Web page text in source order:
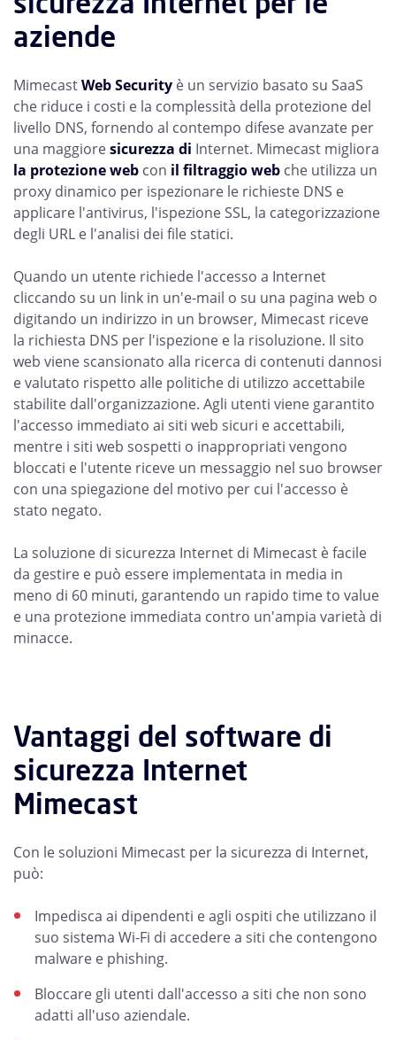
aziende
MimecastWeb Security è un servizio basato su SaaS
che riduce i costi e la complessità della protezione del
livello DNS, fornendo al contempo difese avanzate per
una maggioresicurezza di Internet. Mimecast migliora
la protezione web con il filtraggio web che utilizza un
proxy dinamico per ispezionare le richieste DNS e
applicare l'antivirus, l'ispezione SSL, la categorizzazione
degli URL e l'analisi dei file statici.
Quando un utente richiede l'accesso a Internet
cliccando su un link in un'e-mail o su una pagina web o
digitando un indirizzo in un browser, Mimecast riceve
la richiesta DNS per l'ispezione e la risoluzione. Il sito
web viene scansionato alla ricerca di contenuti dannosi
e valutato rispetto alle politiche di utilizzo accettabile
stabilite dall'organizzazione. Agli utenti viene garantito
l'accesso immediato ai siti web sicuri e accettabili,
mentre i siti web sospetti o inappropriati vengono
bloccati e l'utente riceve un messaggio nel suo browser
con una spiegazione del motivo per cui l'accesso è
stato negato.
La soluzione di sicurezza Internet di Mimecast è facile
da gestire e può essere implementata in media in
meno di 60 minuti, garantendo un rapido time to value
e una protezione immediata contro un'ampia varietà di
minacce.
Vantaggi del software di
sicurezza Internet
Mimecast
Con le soluzioni Mimecast per la sicurezza di Internet,
può:
Impedisca ai dipendenti e agli ospiti che utilizzano il
suo sistema Wi-Fi di accedere a siti che contengono
malware e phishing.
Bloccare gli utenti dall'accesso a siti che non sono
adatti all'uso aziendale.